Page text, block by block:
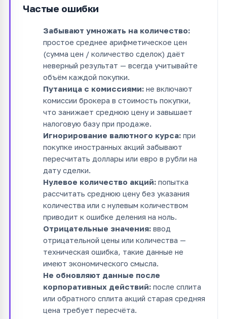
Частые ошибки
Забывают умножать на количество:
простое среднее арифметическое цен
(сумма цен / количество сделок) даёт
неверный результат — всегда учитывайте
объём каждой покупки.
Путаница с комиссиями: не включают
комиссии брокера в стоимость покупки,
что занижает среднюю цену и завышает
налоговую базу при продаже.
Игнорирование валютного курса: при
покупке иностранных акций забывают
пересчитать доллары или евро в рубли на
дату сделки.
Нулевое количество акций: попытка
рассчитать среднюю цену без указания
количества или с нулевым количеством
приводит к ошибке деления на ноль.
Отрицательные значения: ввод
отрицательной цены или количества —
техническая ошибка, такие данные не
имеют экономического смысла.
Не обновляют данные после
корпоративных действий: после сплита
или обратного сплита акций старая средняя
цена требует пересчёта.